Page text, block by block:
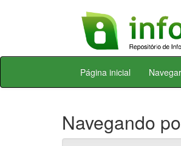
Skip
Página inicial Navegar
Navegando